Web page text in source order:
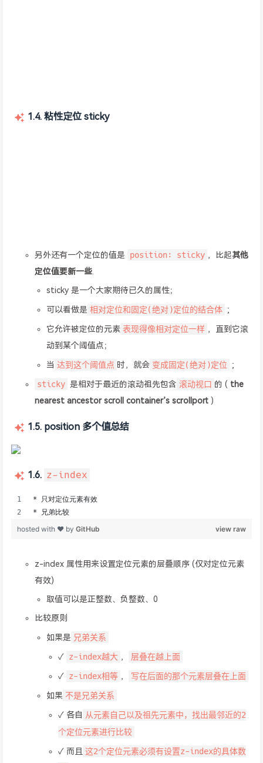
1.4. 粘性定位 sticky
另外还有一个定位的值是 position: sticky ，比起其他
定位值要新一些.
sticky 是一个大家期待已久的属性；
可以看做是 相对定位和固定(绝对)定位的结合体 ;
它允许被定位的元素 表现得像相对定位一样 ，直到它滚
动到某个阈值点；
当 达到这个阈值点 时，就会 变成固定(绝对)定位 ;
sticky 是相对于最近的滚动祖先包含 滚动视口 的 ( the
nearest ancestor scroll container’s scrollport )
1.5. position 多个值总结
1.6. z-index
z-index 属性用来设置定位元素的层叠顺序 (仅对定位元素
有效)
取值可以是正整数、负整数、0
比较原则
如果是 兄弟关系
✓ z-index越大 ， 层叠在越上面
✓ z-index相等 ， 写在后面的那个元素层叠在上面
如果 不是兄弟关系
✓ 各自 从元素自己以及祖先元素中，找出最邻近的2
个定位元素进行比较
✓ 而且 这2个定位元素必须有设置z-index的具体数